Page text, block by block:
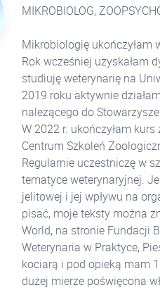
MIKROBIOLOG,
Mikrobiologię ukończyłam
Rok wcześniej uzyskałam
studiuję weterynarię na
2019 roku aktywnie
należącego do
W 2022 r. ukończyłam
Centrum Szkoleń
Regularnie uczestniczę w
tematyce weterynaryjnej.
jelitowej i jej wpływu na
pisać, moje teksty można
World, na stronie Fundacji
Weterynaria w Praktyce,
kociarą i pod opieką mam
dużej mierze poświęcona